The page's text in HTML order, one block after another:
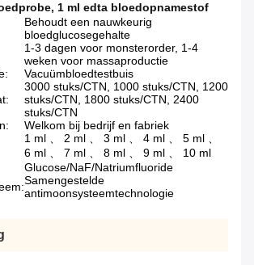
, 1 ml edta bloedopnamestof
Behoudt een nauwkeurig
bloedglucosegehalte
1-3 dagen voor monsterorder, 1-4
weken voor massaproductie
Vacuümbloedtestbuis
3000 stuks/CTN, 1000 stuks/CTN, 1200
stuks/CTN, 1800 stuks/CTN, 2400
stuks/CTN
Welkom bij bedrijf en fabriek
1 ml 、 2 ml 、 3 ml 、 4 ml 、 5 ml 、
6 ml 、 7 ml 、 8 ml 、 9 ml 、 10 ml
Glucose/NaF/Natriumfluoride
Samengestelde
antimoonsysteemtechnologie